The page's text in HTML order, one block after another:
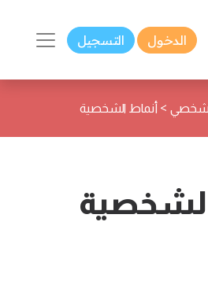
الدخول التسجيل
> أنماط الشخصية